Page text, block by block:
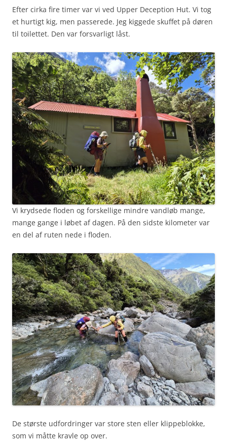
Efter cirka fire timer var vi ved Upper Deception Hut. Vi tog
et hurtigt kig, men passerede. Jeg kiggede skuffet på døren
til toilettet. Den var forsvarligt låst.
Vi krydsede floden og forskellige mindre vandløb mange,
mange gange i løbet af dagen. På den sidste kilometer var
en del af ruten nede i floden.
De største udfordringer var store sten eller klippeblokke,
som vi måtte kravle op over.